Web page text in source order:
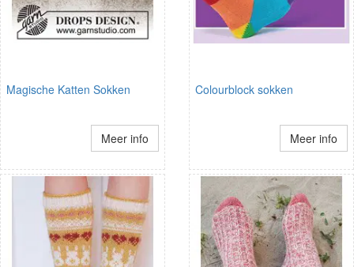
Magische Katten Sokken
Meer info
Colourblock sokken
Meer info